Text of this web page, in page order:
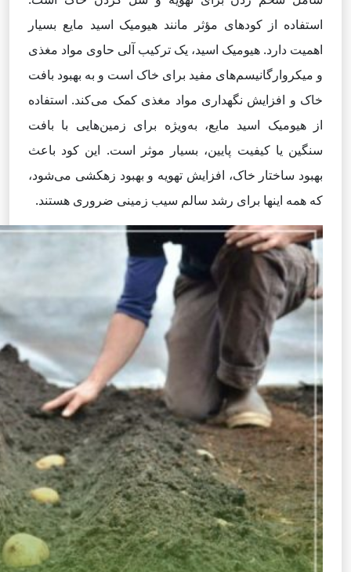
استفاده از کودهای مؤثر مانند هیومیک اسید مایع بسیار
اهمیت دارد. هیومیک اسید، یک ترکیب آلی حاوی مواد مغذی
و میکروارگانیسم‌های مفید برای خاک است و به بهبود بافت
خاک و افزایش نگهداری مواد مغذی کمک می‌کند. استفاده
از هیومیک اسید مایع، به‌ویژه برای زمین‌هایی با بافت
سنگین یا کیفیت پایین، بسیار موثر است. این کود باعث
بهبود ساختار خاک، افزایش تهویه و بهبود زهکشی می‌شود،
که همه اینها برای رشد سالم سیب زمینی ضروری هستند.